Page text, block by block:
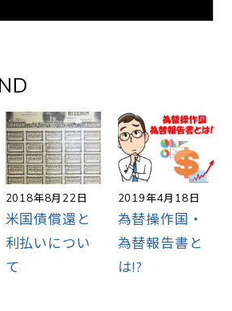
2018年8月22日
米国債償還と
利払いについ
て
2019年4月18日
為替操作国・
為替報告書と
は!?